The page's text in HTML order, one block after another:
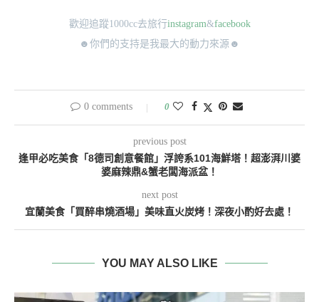
歡迎追蹤1000cc去旅行instagram&facebook
☻你們的支持是我最大的動力來源☻
0 comments 0
previous post
逢甲必吃美食「8德司創意餐館」浮誇系101海鮮塔！超澎湃川婆
婆麻辣鼎&蟹老闆海派盆！
next post
宜蘭美食「買醉串燒酒場」美味直火炭烤！深夜小酌好去處！
YOU MAY ALSO LIKE